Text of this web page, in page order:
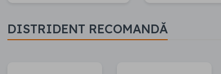
DISTRIDENT RECOMANDĂ